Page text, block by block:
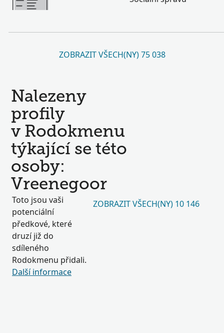
ZOBRAZIT VŠECH(NY) 75 038
Nalezeny
profily
v Rodokmenu
týkající se této
osoby:
Vreenegoor
Toto jsou vaši
potenciální
předkové, které
druzí již do
sdíleného
Rodokmenu přidali.
Další informace
ZOBRAZIT VŠECH(NY) 10 146